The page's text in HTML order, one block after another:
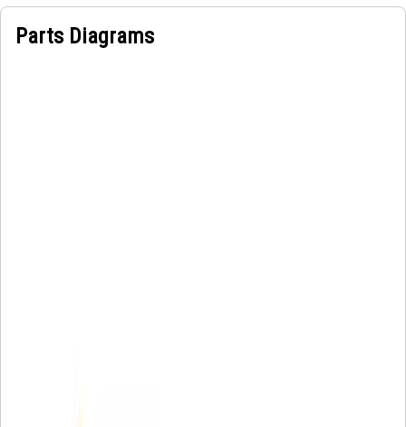
Parts Diagrams